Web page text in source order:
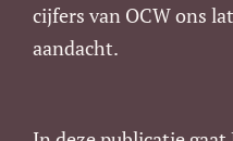
cijfers van OCW ons
aandacht.